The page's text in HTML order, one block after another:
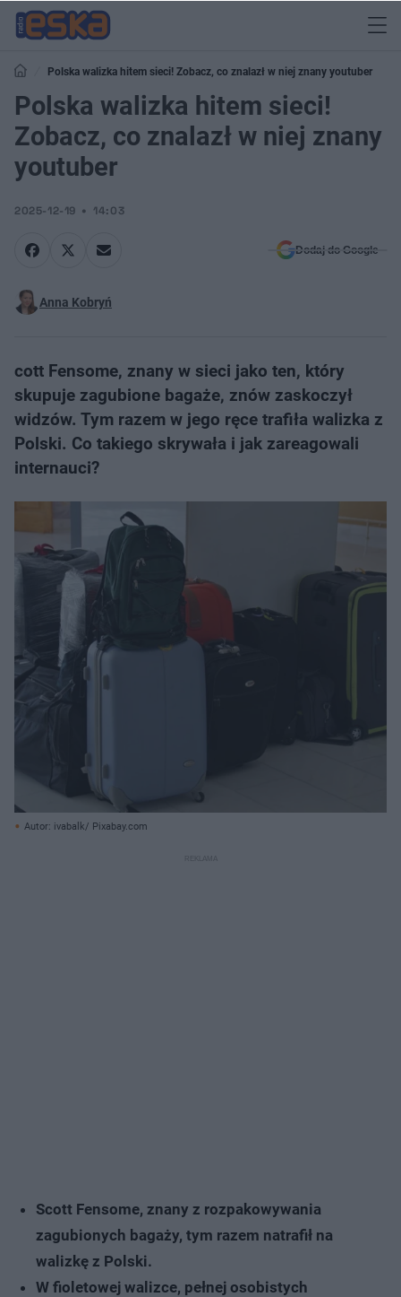
Polska walizka hitem sieci! Zobacz, co znalazł w niej znany youtuber
Polska walizka hitem sieci!
Zobacz, co znalazł w niej znany
youtuber
2025-12-19 14:03
Dodaj do Google
Anna Kobryń
cott Fensome, znany w sieci jako ten, który
skupuje zagubione bagaże, znów zaskoczył
widzów. Tym razem w jego ręce trafiła walizka z
Polski. Co takiego skrywała i jak zareagowali
internauci?
Autor: ivabalk/ Pixabay.com
Scott Fensome, znany z rozpakowywania
zagubionych bagaży, tym razem natrafił na
walizkę z Polski.
W fioletowej walizce, pełnej osobistych